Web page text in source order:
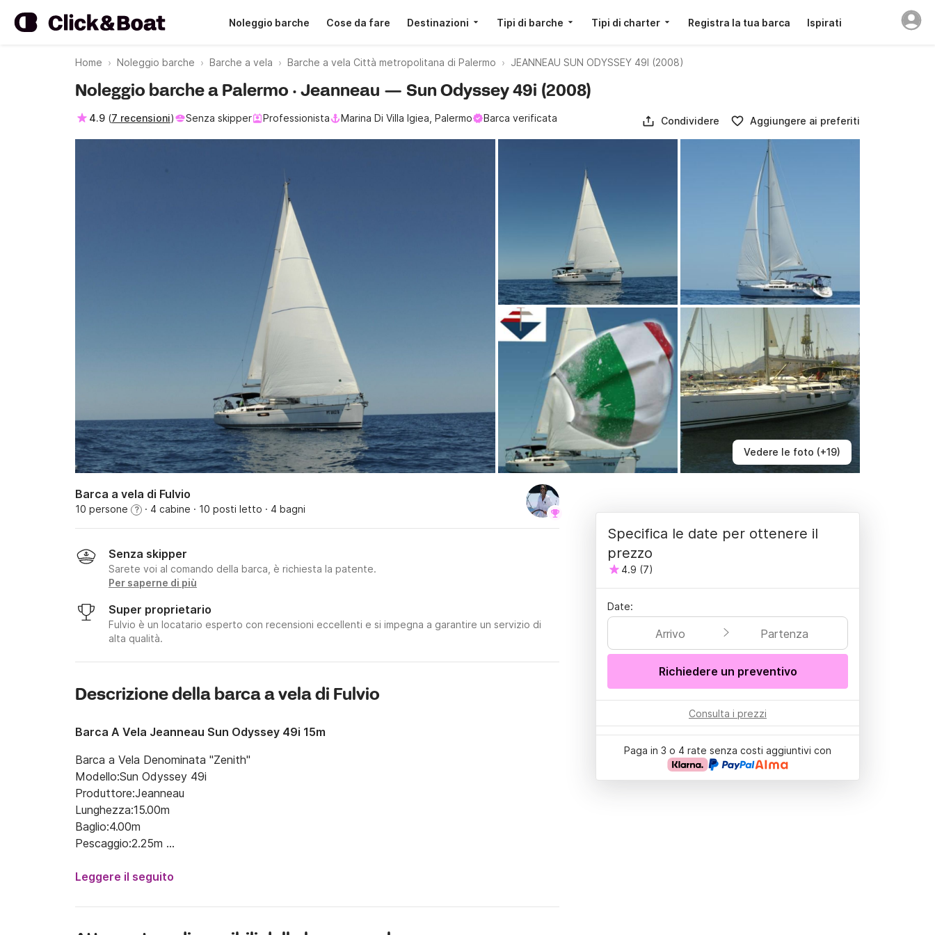
Noleggio barche Cose da fare Destinazioni Tipi di barche Tipi di charter Registra la tua barca Ispirati
Home Noleggio barche Barche a vela Barche a vela Città metropolitana di Palermo JEANNEAU SUN ODYSSEY 49I (2008)
Vedere le foto (+19)
Noleggio barche a Palermo · Jeanneau — Sun Odyssey 49i (2008)
4.9 (7 recensioni) Senza skipper Professionista Marina Di Villa Igiea, Palermo Barca verificata Condividere Aggiungere ai preferiti
Barca a vela di Fulvio
10 persone ? · 4 cabine · 10 posti letto · 4 bagni
Senza skipper
Sarete voi al comando della barca, è richiesta la patente.
Per saperne di più
Super proprietario
Fulvio è un locatario esperto con recensioni eccellenti e si impegna a garantire un servizio di
alta qualità.
Descrizione della barca a vela di Fulvio
Barca A Vela Jeanneau Sun Odyssey 49i 15m
Barca a Vela Denominata "Zenith"
Modello:Sun Odyssey 49i
Produttore:Jeanneau
Lunghezza:15.00m
Baglio:4.00m
Pescaggio:2.25m
Capienza:10 passegeri
Posti letto:8+2
Leggere il seguito
Specifica le date per ottenere il
prezzo
4.9 (7)
Date:
Arrivo Partenza
Richiedere un preventivo
Consulta i prezzi
Paga in 3 o 4 rate senza costi aggiuntivi con